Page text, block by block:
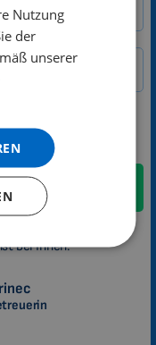
PLZ
zu
bei Ihnen.
(TRADITIONAL)
Nutzung
der
unserer